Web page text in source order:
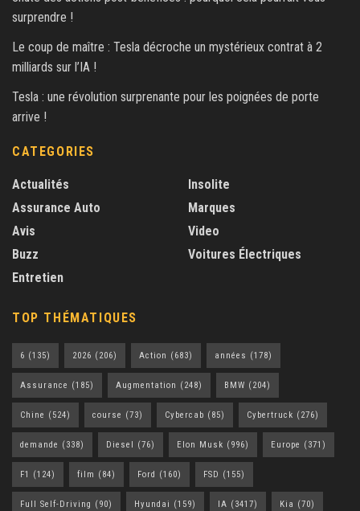
surprendre !
Le coup de maître : Tesla décroche un mystérieux contrat à 2
milliards sur l’IA !
Tesla : une révolution surprenante pour les poignées de porte
arrive !
CATEGORIES
Actualités
Assurance Auto
Avis
Buzz
Entretien
Insolite
Marques
Video
Voitures Électriques
TOP THÉMATIQUES
6 (135) 2026 (206) Action (683) années (178)
Assurance (185) Augmentation (248) BMW (204)
Chine (524) course (73) Cybercab (85) Cybertruck (276)
demande (338) Diesel (76) Elon Musk (996) Europe (371)
F1 (124) film (84) Ford (160) FSD (155)
Full Self-Driving (90) Hyundai (159) IA (3417) Kia (70)